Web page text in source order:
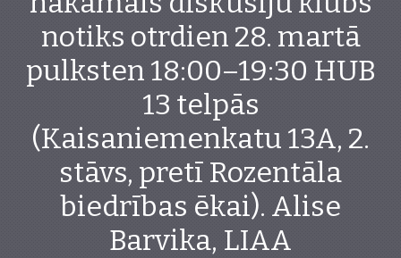
notiks otrdien 28. martā
pulksten 18:00–19:30 HUB
13 telpās
(Kaisaniemenkatu 13A, 2.
stāvs, pretī Rozentāla
biedrības ēkai). Alise
Barvika, LIAA